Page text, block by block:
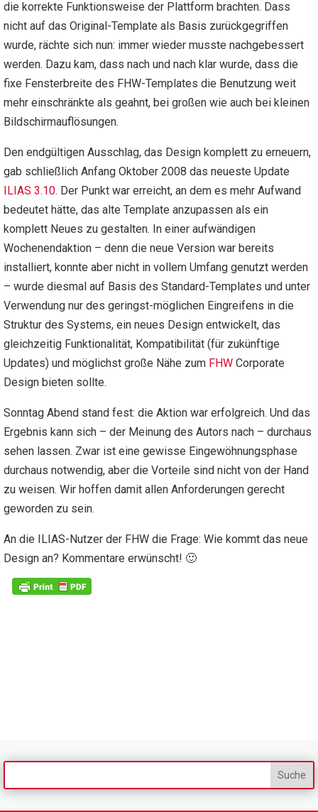
die korrekte Funktionsweise der Plattform brachten. Dass
nicht auf das Original-Template als Basis zurückgegriffen
wurde, rächte sich nun: immer wieder musste nachgebessert
werden. Dazu kam, dass nach und nach klar wurde, dass die
fixe Fensterbreite des FHW-Templates die Benutzung weit
mehr einschränkte als geahnt, bei großen wie auch bei kleinen
Bildschirmauflösungen.
Den endgültigen Ausschlag, das Design komplett zu erneuern,
gab schließlich Anfang Oktober 2008 das neueste Update
ILIAS 3.10. Der Punkt war erreicht, an dem es mehr Aufwand
bedeutet hätte, das alte Template anzupassen als ein
komplett Neues zu gestalten. In einer aufwändigen
Wochenendaktion – denn die neue Version war bereits
installiert, konnte aber nicht in vollem Umfang genutzt werden
– wurde diesmal auf Basis des Standard-Templates und unter
Verwendung nur des geringst-möglichen Eingreifens in die
Struktur des Systems, ein neues Design entwickelt, das
gleichzeitig Funktionalität, Kompatibilität (für zukünftige
Updates) und möglichst große Nähe zum FHW Corporate
Design bieten sollte.
Sonntag Abend stand fest: die Aktion war erfolgreich. Und das
Ergebnis kann sich – der Meinung des Autors nach – durchaus
sehen lassen. Zwar ist eine gewisse Eingewöhnungsphase
durchaus notwendig, aber die Vorteile sind nicht von der Hand
zu weisen. Wir hoffen damit allen Anforderungen gerecht
geworden zu sein.
An die ILIAS-Nutzer der FHW die Frage: Wie kommt das neue
Design an? Kommentare erwünscht! 🙂